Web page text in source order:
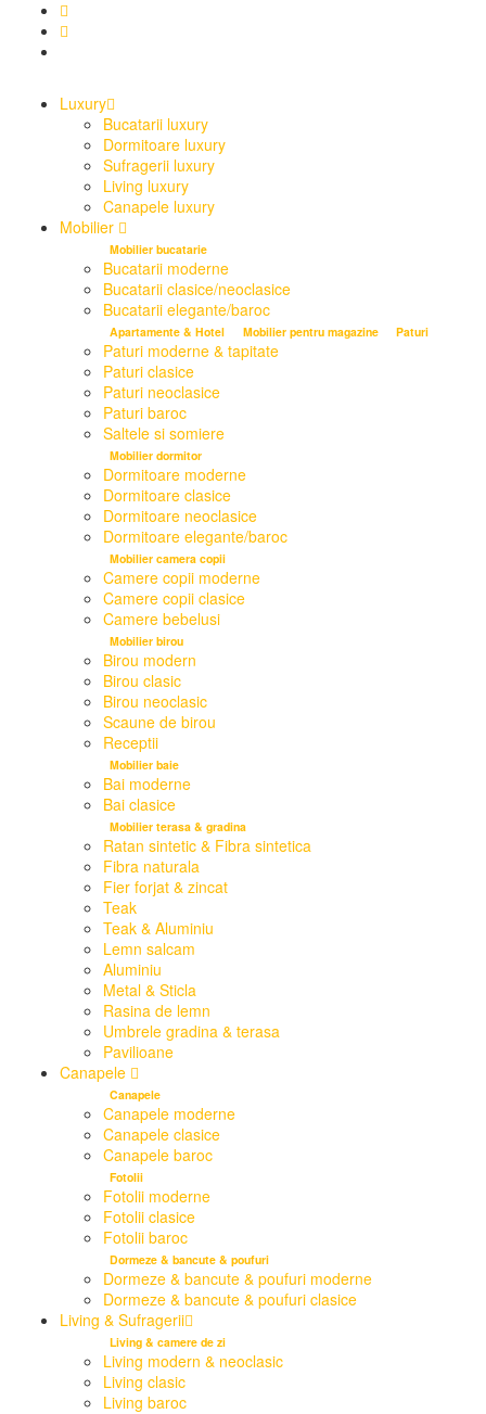
Luxury
Bucatarii luxury
Dormitoare luxury
Sufragerii luxury
Living luxury
Canapele luxury
Mobilier
Mobilier bucatarie
Bucatarii moderne
Bucatarii clasice/neoclasice
Bucatarii elegante/baroc
Apartamente & Hotel Mobilier pentru magazine Paturi
Paturi moderne & tapitate
Paturi clasice
Paturi neoclasice
Paturi baroc
Saltele si somiere
Mobilier dormitor
Dormitoare moderne
Dormitoare clasice
Dormitoare neoclasice
Dormitoare elegante/baroc
Mobilier camera copii
Camere copii moderne
Camere copii clasice
Camere bebelusi
Mobilier birou
Birou modern
Birou clasic
Birou neoclasic
Scaune de birou
Receptii
Mobilier baie
Bai moderne
Bai clasice
Mobilier terasa & gradina
Ratan sintetic & Fibra sintetica
Fibra naturala
Fier forjat & zincat
Teak
Teak & Aluminiu
Lemn salcam
Aluminiu
Metal & Sticla
Rasina de lemn
Umbrele gradina & terasa
Pavilioane
Canapele
Canapele
Canapele moderne
Canapele clasice
Canapele baroc
Fotolii
Fotolii moderne
Fotolii clasice
Fotolii baroc
Dormeze & bancute & poufuri
Dormeze & bancute & poufuri moderne
Dormeze & bancute & poufuri clasice
Living & Sufragerii
Living & camere de zi
Living modern & neoclasic
Living clasic
Living baroc